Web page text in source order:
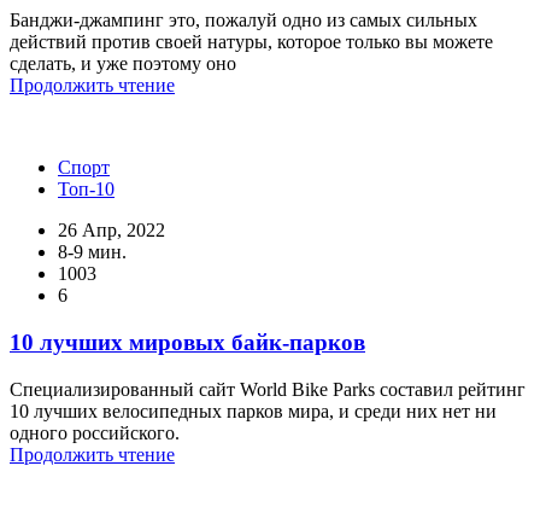
Банджи-джампинг это, пожалуй одно из самых сильных
действий против своей натуры, которое только вы можете
сделать, и уже поэтому оно
Продолжить чтение
Спорт
Топ-10
26 Апр, 2022
8-9 мин.
1003
6
10 лучших мировых байк-парков
Специализированный сайт World Bike Parks составил рейтинг
10 лучших велосипедных парков мира, и среди них нет ни
одного российского.
Продолжить чтение